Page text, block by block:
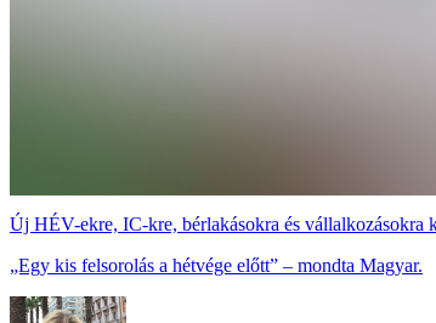
Új HÉV-ekre, IC-kre, bérlakásokra és vállalkozásokra
„Egy kis felsorolás a hétvége előtt” – mondta Magyar.